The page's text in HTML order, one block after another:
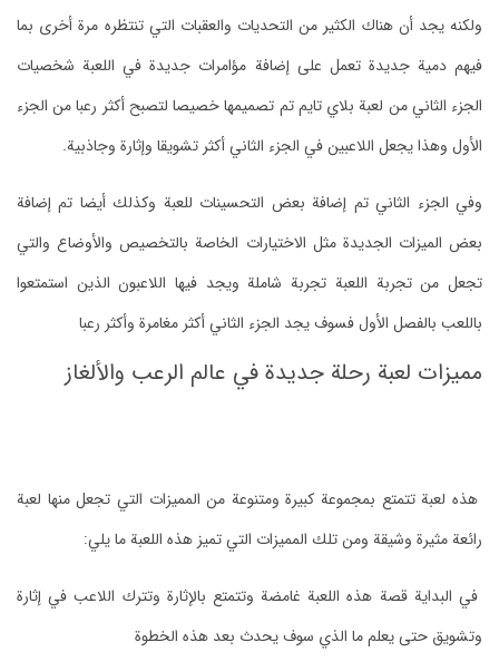
ولكنه يجد أن هناك الكثير من التحديات والعقبات التي تنتظره مرة أخرى بما
فيهم دمية جديدة تعمل على إضافة مؤامرات جديدة في اللعبة شخصيات
الجزء الثاني من لعبة بلاي تايم تم تصميمها خصيصا لتصبح أكثر رعبا من الجزء
الأول وهذا يجعل اللاعبين في الجزء الثاني أكثر تشويقا وإثارة وجاذبية.
وفي الجزء الثاني تم إضافة بعض التحسينات للعبة وكذلك أيضا تم إضافة
بعض الميزات الجديدة مثل الاختيارات الخاصة بالتخصيص والأوضاع والتي
تجعل من تجربة اللعبة تجربة شاملة ويجد فيها اللاعبون الذين استمتعوا
باللعب بالفصل الأول فسوف يجد الجزء الثاني أكثر مغامرة وأكثر رعبا
مميزات لعبة رحلة جديدة في عالم الرعب والألغاز
هذه لعبة تتمتع بمجموعة كبيرة ومتنوعة من المميزات التي تجعل منها لعبة
رائعة مثيرة وشيقة ومن تلك المميزات التي تميز هذه اللعبة ما يلي:
في البداية قصة هذه اللعبة غامضة وتتمتع بالإثارة وتترك اللاعب في إثارة
وتشويق حتى يعلم ما الذي سوف يحدث بعد هذه الخطوة